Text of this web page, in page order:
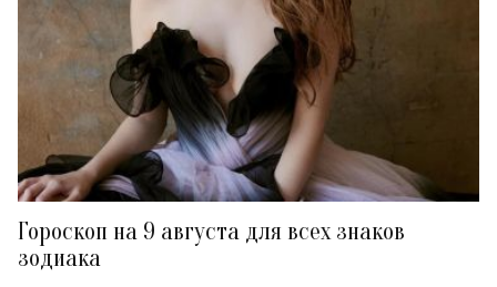
Гороскоп на 9 августа для всех знаков
зодиака